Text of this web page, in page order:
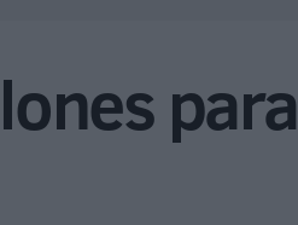
para